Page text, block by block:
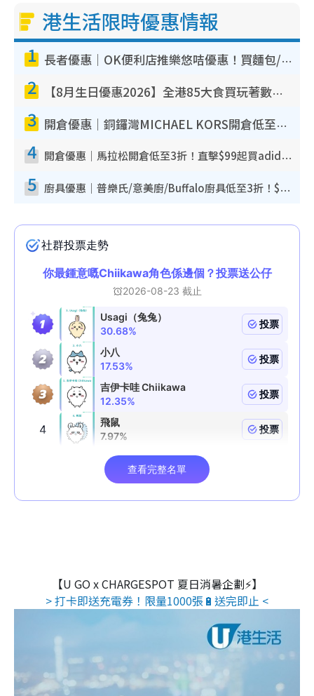
港生活限時優惠情報
1 長者優惠｜OK便利店推樂悠咭優惠！買麵包/牛奶/保健品拍卡即減
2 【8月生日優惠2026】全港85大食買玩著數攻略 自助餐/火鍋放題同行免費＋誠品/DONKI送現金券
3 開倉優惠｜銅鑼灣MICHAEL KORS開倉低至17折！直擊$500起買手袋/銀包/鞋款 必買經典Jet Set系列
4 開倉優惠｜馬拉松開倉低至3折！直擊$99起買adidas／New Balance／Puma鞋款 STANLEY保溫杯劈價至$119起
5 廚具優惠｜普樂氏/意美廚/Buffalo廚具低至3折！$89起買煎鍋／炒鑊／個人鍋 同場小家電激減至$99起
【U GO x CHARGESPOT 夏日消暑企劃⚡】
> 打卡即送充電券！限量1000張🔋送完即止 <